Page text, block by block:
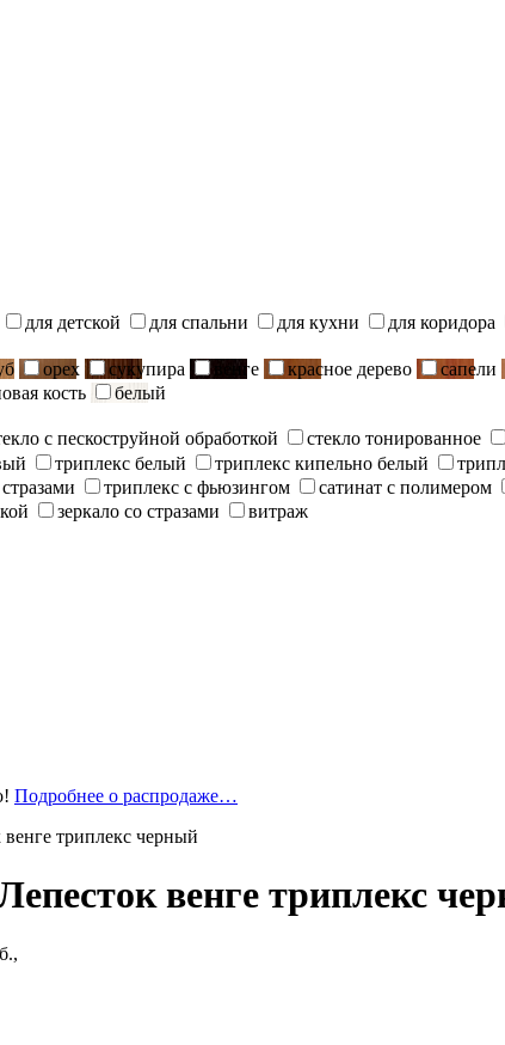
для детской для спальни для кухни для коридора
орех сукупира венге красное дерево сапели
кость
белый
с пескоструйной обработкой стекло тонированное
триплекс белый триплекс кипельно белый
триплекс с фьюзингом сатинат с полимером
зеркало со стразами
витраж
Подробнее о распродаже…
триплекс черный
венге триплекс